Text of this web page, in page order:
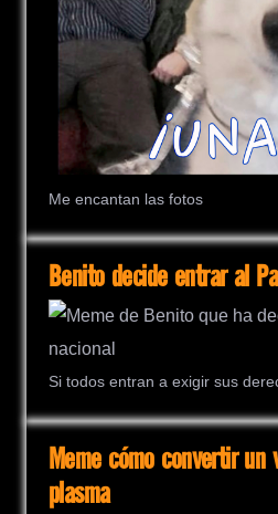
Me encantan las fotos
Benito decide entrar al
Si todos entran a exigir sus
Meme cómo convertir
plasma